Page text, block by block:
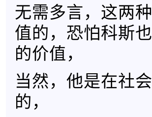
无需多言，这两
值的，恐怕科斯
的价值，
当然，他是在社
的，